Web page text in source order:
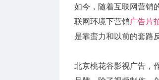
如今，随着互联网营销
联网环境下营销广告片
是靠蛮力和以前的套路
北京桃花谷影视广告，